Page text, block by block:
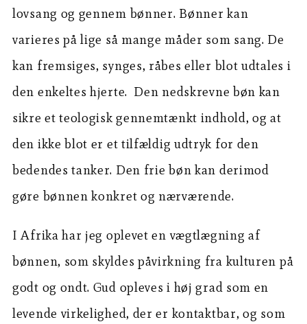
lovsang og gennem bønner. Bønner kan
varieres på lige så mange måder som sang. De
kan fremsiges, synges, råbes eller blot udtales i
den enkeltes hjerte. Den nedskrevne bøn kan
sikre et teologisk gennemtænkt indhold, og at
den ikke blot er et tilfældig udtryk for den
bedendes tanker. Den frie bøn kan derimod
gøre bønnen konkret og nærværende.
I Afrika har jeg oplevet en vægtlægning af
bønnen, som skyldes påvirkning fra kulturen på
godt og ondt. Gud opleves i høj grad som en
levende virkelighed, der er kontaktbar, og som